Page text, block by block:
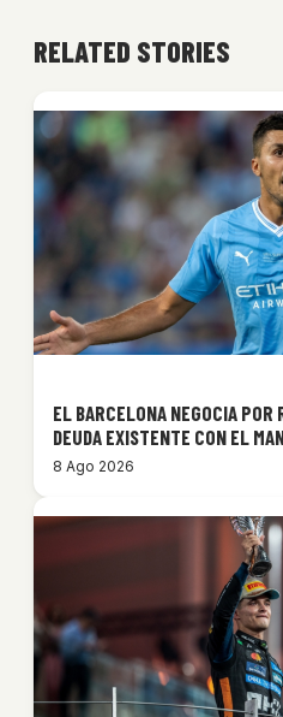
RELATED STORIES
EL BARCELONA NEGOCIA POR
DEUDA EXISTENTE CON EL
8 Ago 2026